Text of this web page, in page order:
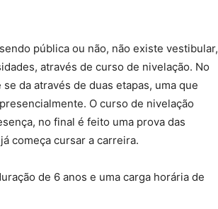
pública ou não, não existe vestibular,
através de curso de nivelação. No
da através de duas etapas, uma que
O curso de nivelação
no final é feito uma prova das
começa cursar a carreira.
de 6 anos e uma carga horária de